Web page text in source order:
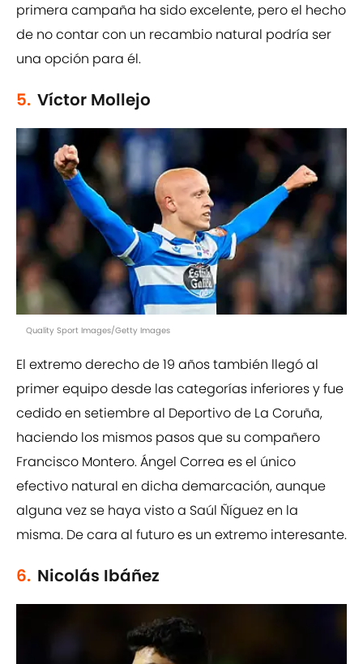
primera campaña ha sido excelente, pero el hecho
de no contar con un recambio natural podría ser
una opción para él.
5. Víctor Mollejo
Quality Sport Images/Getty Images
El extremo derecho de 19 años también llegó al
primer equipo desde las categorías inferiores y fue
cedido en setiembre al Deportivo de La Coruña,
haciendo los mismos pasos que su compañero
Francisco Montero. Ángel Correa es el único
efectivo natural en dicha demarcación, aunque
alguna vez se haya visto a Saúl Ñíguez en la
misma. De cara al futuro es un extremo interesante.
6. Nicolás Ibáñez